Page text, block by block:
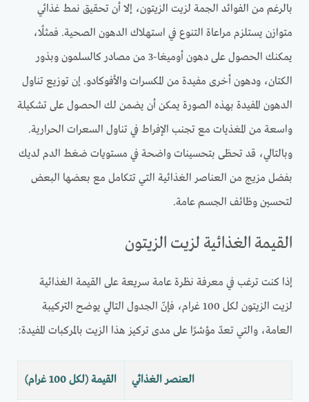
بالرغم من الفوائد الجمة لزيت الزيتون، إلا أن تحقيق نمط غذائي
متوازن يستلزم مراعاة التنوع في استهلاك الدهون الصحية. فمثلًا،
يمكنك الحصول على دهون أوميغا-3 من مصادر كالسلمون وبذور
الكتان، ودهون أخرى مفيدة من المكسرات والأفوكادو. إن توزيع تناول
الدهون المفيدة بهذه الصورة يمكن أن يضمن لك الحصول على تشكيلة
واسعة من المغذيات مع تجنب الإفراط في تناول السعرات الحرارية.
وبالتالي، قد تحظى بتحسينات واضحة في مستويات ضغط الدم لديك
بفضل مزيج من العناصر الغذائية التي تتكامل مع بعضها البعض
لتحسين وظائف الجسم عامة.
القيمة الغذائية لزيت الزيتون
إذا كنت ترغب في معرفة نظرة عامة سريعة على القيمة الغذائية
لزيت الزيتون لكل 100 غرام، فإنّ الجدول التالي يوضح التركيبة
العامة، والتي تعدّ مؤشرًا على مدى تركيز هذا الزيت بالمركبات المفيدة:
العنصر الغذائي القيمة (لكل 100 غرام)